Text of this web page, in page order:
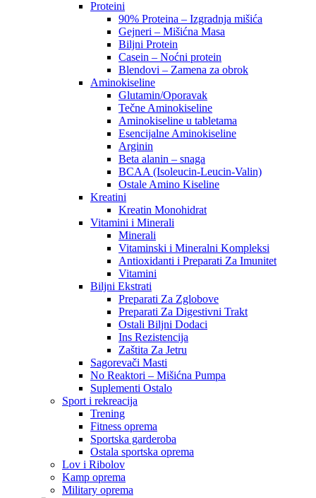
Proteini
90% Proteina – Izgradnja mišića
Gejneri – Mišićna Masa
Biljni Protein
Casein – Noćni protein
Blendovi – Zamena za obrok
Aminokiseline
Glutamin/Oporavak
Tečne Aminokiseline
Aminokiseline u tabletama
Esencijalne Aminokiseline
Arginin
Beta alanin – snaga
BCAA (Isoleucin-Leucin-Valin)
Ostale Amino Kiseline
Kreatini
Kreatin Monohidrat
Vitamini i Minerali
Minerali
Vitaminski i Mineralni Kompleksi
Antioxidanti i Preparati Za Imunitet
Vitamini
Biljni Ekstrati
Preparati Za Zglobove
Preparati Za Digestivni Trakt
Ostali Biljni Dodaci
Ins Rezistencija
Zaštita Za Jetru
Sagorevači Masti
No Reaktori – Mišićna Pumpa
Suplementi Ostalo
Sport i rekreacija
Trening
Fitness oprema
Sportska garderoba
Ostala sportska oprema
Lov i Ribolov
Kamp oprema
Military oprema